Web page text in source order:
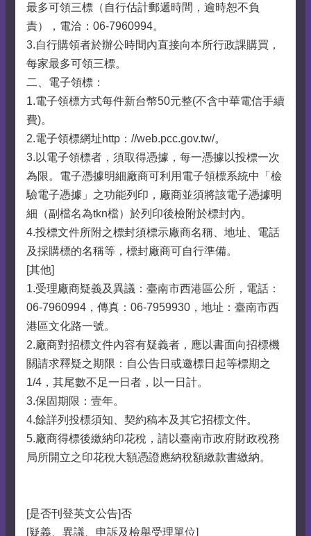
最多可領三標（自行估計郵遞時間，逾時恕不負
責），電洽：06-7960994。
3.自行購領者於辦公時間內直接向本所行政課購買，
每家最多可領三標。
二、電子領標：
1.電子領標方式每件新台幣50元整(不含中華電信手續
費)。
2.電子領標網址http：//web.pcc.gov.tw/。
3.以電子領標者，須取得憑據，每一憑據以投標一次
為限。電子憑據明細廠商可利用電子領標系統中「檢
驗電子憑據」之功能列印，廠商並須將該電子憑據明
細（副檔名為tkn檔）於列印後檢附於標封內。
4.投標文件所附之標封須標示廠商名稱、地址、電話
及採購標的名稱等，標封廠商可自行準備。
[其他]
1.受理廠商疑義及異議：臺南市西港區公所，電話：
06-7960994，傳真：06-7959930，地址：臺南市西
港區文化路一號。
2.廠商對招標文件內容有疑義者，應以書面向招標機
關請求釋疑之期限：自公告日或邀標日起等標期之
1/4，其尾數不足一日者，以一日計。
3.保固期限：壹年。
4.餘詳列投標須知、契約稿本及其它招標文件。
5.廠商得標後繳納印花稅，請以臺南市政府財政稅務
局所開立之印花稅大額憑證應納稅額繳款書繳納。
[是否刊登英文公告]否
[疑義、異議、申訴及檢舉受理單位]